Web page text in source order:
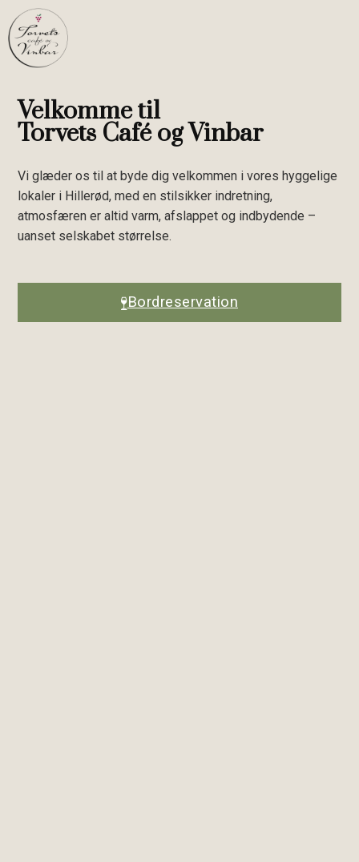
Spring til hovedindhold
Spring til sidefod
Velkomme til
Torvets Café og Vinbar
Vi glæder os til at byde dig velkommen i vores hyggelige
lokaler i Hillerød, med en stilsikker indretning,
atmosfæren er altid varm, afslappet og indbydende –
uanset selskabet størrelse.
Bordreservation